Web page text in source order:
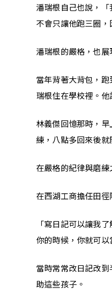
潘瑞根自己也說，
不會只讓他跑三圈，
潘瑞根的嚴格，也展
當年背著大背包，
瑞根住在學校裡。
林義傑回憶那時，
練，八點多回來後
在嚴格的紀律與磨
在西湖工商擔任田
「寫日記可以讓我
你的時候，你就可以
當時常常改日記改
助這些孩子。